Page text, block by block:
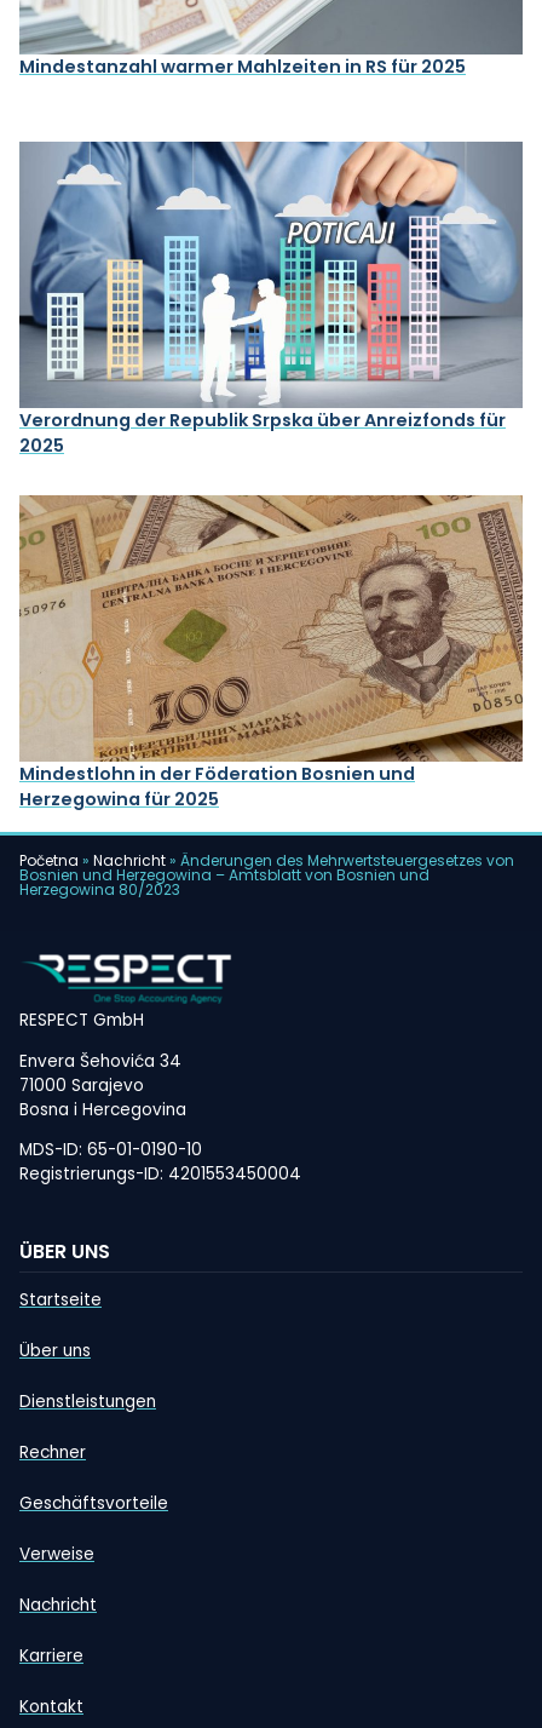
Mindestanzahl warmer Mahlzeiten in RS für 2025
Verordnung der Republik Srpska über Anreizfonds für
2025
Mindestlohn in der Föderation Bosnien und
Herzegowina für 2025
Početna » Nachricht» Änderungen des Mehrwertsteuergesetzes von
Bosnien und Herzegowina – Amtsblatt von Bosnien und
Herzegowina 80/2023
RESPECT GmbH
Envera Šehovića 34
71000 Sarajevo
Bosna i Hercegovina
MDS-ID: 65-01-0190-10
Registrierungs-ID: 4201553450004
ÜBER UNS
Startseite
Über uns
Dienstleistungen
Rechner
Geschäftsvorteile
Verweise
Nachricht
Karriere
Kontakt